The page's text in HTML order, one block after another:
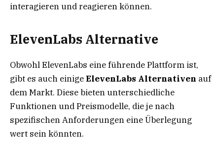
interagieren und reagieren können.
ElevenLabs Alternative
Obwohl ElevenLabs eine führende Plattform ist,
gibt es auch einigeElevenLabs Alternativen auf
dem Markt. Diese bieten unterschiedliche
Funktionen und Preismodelle, die je nach
spezifischen Anforderungen eine Überlegung
wert sein könnten.